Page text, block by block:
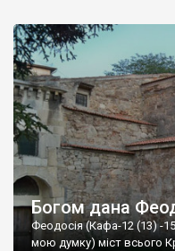
Богом дана
Феодосія (Кафа-12 (13) -
мою думку) міст всього